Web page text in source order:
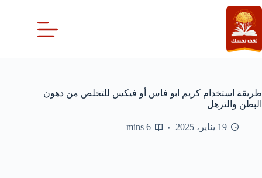
التجاوز
إلى
المحتوى
طريقة استخدام كريم ابو فاس أو فيكس للتخلص من دهون
البطن والترهل
19 يناير، 2025 6 mins